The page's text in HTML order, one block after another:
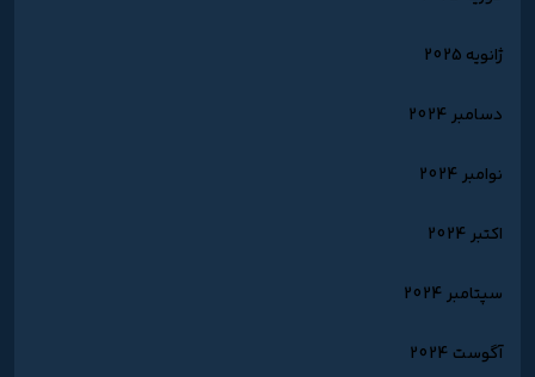
ژانویه 2025
دسامبر 2024
نوامبر 2024
اکتبر 2024
سپتامبر 2024
آگوست 2024